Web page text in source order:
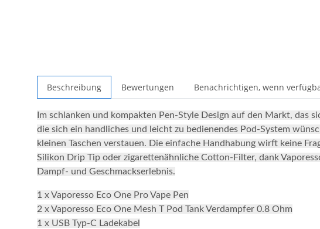
Beschreibung Bewertungen Benachrichtigen, wenn
Im schlanken und kompakten Pen-Style Design auf den Markt, das
die sich ein handliches und leicht zu bedienendes Pod-System
kleinen Taschen verstauen. Die einfache Handhabung wirft keine
Silikon Drip Tip oder zigarettenähnliche Cotton-Filter, dank
Dampf- und Geschmackserlebnis.
1 x Vaporesso Eco One Pro Vape Pen
2 x Vaporesso Eco One Mesh T Pod Tank Verdampfer 0.8 Ohm
1 x USB Typ-C Ladekabel